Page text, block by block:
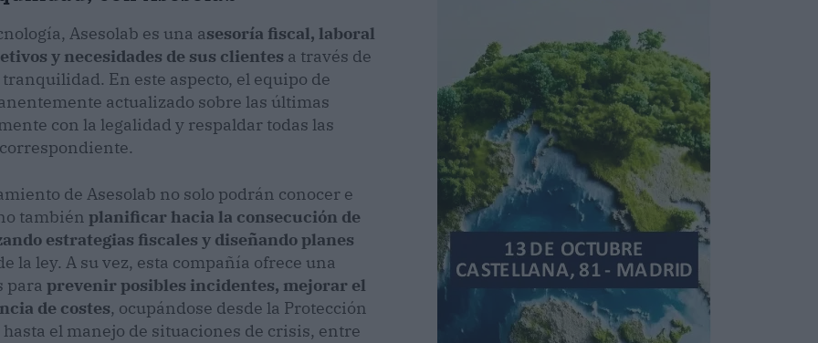
Asesolab es una asesoría fiscal, laboral
y necesidades de sus clientes a través de
En este aspecto, el equipo de
actualizado sobre las últimas
con la legalidad y respaldar todas las
de Asesolab no solo podrán conocer e
también planificar hacia la consecución de
estrategias fiscales y diseñando planes
la ley. A su vez, esta compañía ofrece una
para prevenir posibles incidentes, mejorar el
de costes, ocupándose desde la Protección
el manejo de situaciones de crisis, entre